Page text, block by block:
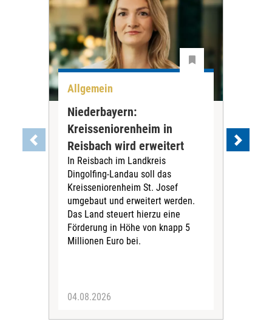
Allgemein
Niederbayern:
Kreisseniorenheim in
Reisbach wird erweitert
In Reisbach im Landkreis
Dingolfing-Landau soll das
Kreisseniorenheim St. Josef
umgebaut und erweitert werden.
Das Land steuert hierzu eine
Förderung in Höhe von knapp 5
Millionen Euro bei.
04.08.2026